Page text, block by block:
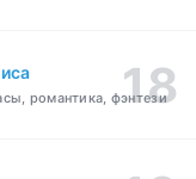
романтика, фэнтези